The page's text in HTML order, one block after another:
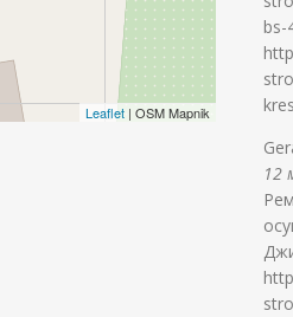
Leaflet | OSM Mapnik
bs-
12